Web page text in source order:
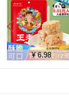
¥ 6.98